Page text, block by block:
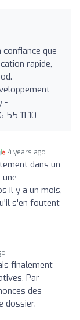
que
rapide,
-
55 11 10
4 years ago
dans un
il y a un mois,
s'en foutent
finalement
Par
des
dossier.